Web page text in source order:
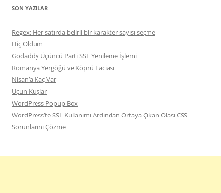
SON YAZILAR
Regex: Her satırda belirli bir karakter sayısı seçme
Hiç Oldum
Godaddy Üçüncü Parti SSL Yenileme İşlemi
Romanya Yergöğü ve Köprü Faciası
Nisan’a Kaç Var
Uçun Kuşlar
WordPress Popup Box
WordPress’te SSL Kullanımı Ardından Ortaya Çıkan Olası CSS
Sorunlarını Çözme